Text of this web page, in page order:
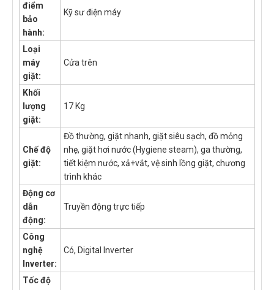
điểm
bảo
hành:
Kỹ sư điện máy
Loại
máy
giặt:
Cửa trên
Khối
lượng
giặt:
17 Kg
Chế độ
giặt:
Đồ thường, giặt nhanh, giặt siêu sạch, đồ mỏng
nhẹ, giặt hơi nước (Hygiene steam), ga thường,
tiết kiệm nước, xả+vắt, vệ sinh lồng giặt, chương
trình khác
Động cơ
dẫn
động:
Truyền động trực tiếp
Công
nghệ
Inverter:
Có, Digital Inverter
Tốc độ